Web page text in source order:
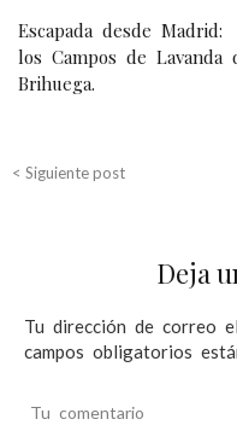
Escapada desde Madrid:
los Campos de Lavanda
Brihuega.
N
a
v
g
ó
n
< Siguiente post
Deja
Tu dirección de correo
campos obligatorios
Tu comentario